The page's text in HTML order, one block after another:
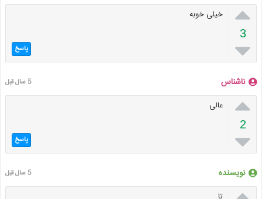

3

خیلی خوبه
پاسخ
ناشناس 5 سال قبل

2

عالی
پاسخ
نویسنده 5 سال قبل